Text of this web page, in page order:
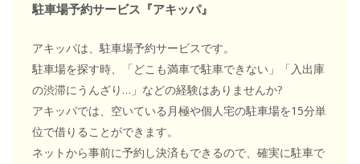
駐車場予約サービス『アキッパ』
アキッパは、駐車場予約サービスです。
駐車場を探す時、「どこも満車で駐車できない」「入出庫
の渋滞にうんざり…」などの経験はありませんか?
アキッパでは、空いている月極や個人宅の駐車場を15分単
位で借りることができます。
ネットから事前に予約し決済もできるので、確実に駐車で